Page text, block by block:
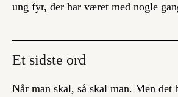
ung fyr, der har været med nogle
Et sidste ord
Når man skal, så skal man. Men det